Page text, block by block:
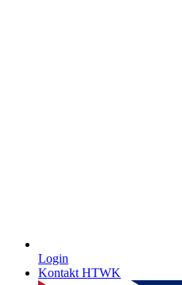
Login
Kontakt HTWK